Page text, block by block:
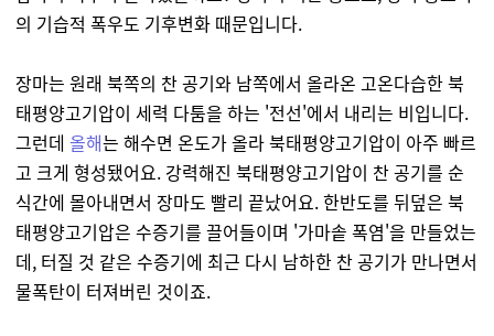
의 기습적 폭우도 기후변화 때문입니다.
장마는 원래 북쪽의 찬 공기와 남쪽에서 올라온 고온다습한 북
태평양고기압이 세력 다툼을 하는 '전선'에서 내리는 비입니다.
그런데 올해는 해수면 온도가 올라 북태평양고기압이 아주 빠르
고 크게 형성됐어요. 강력해진 북태평양고기압이 찬 공기를 순
식간에 몰아내면서 장마도 빨리 끝났어요. 한반도를 뒤덮은 북
태평양고기압은 수증기를 끌어들이며 '가마솥 폭염'을 만들었는
데, 터질 것 같은 수증기에 최근 다시 남하한 찬 공기가 만나면서
물폭탄이 터져버린 것이죠.